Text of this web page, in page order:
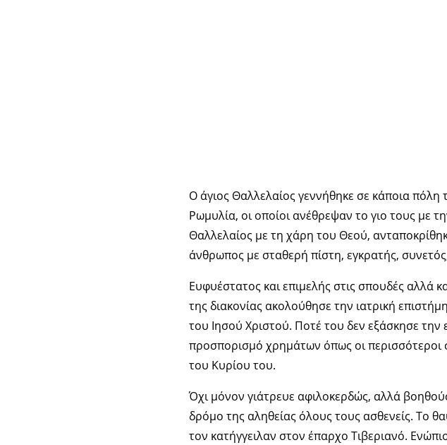
Ο άγιος Θαλλελαίος γεννήθηκε σε κάποια πόλη
Ρωμυλία, οι οποίοι ανέθρεψαν το γιο τους με
Θαλλελαίος με τη χάρη του Θεού,
άνθρωπος με σταθερή πίστη, εγκρατής,
Ευφυέστατος και επιμελής στις σπουδές αλλά
της διακονίας ακολούθησε την ιατρική
του Ιησού Χριστού. Ποτέ του δεν εξάσκησε
προσπορισμό χρημάτων όπως οι περισσότεροι
του Κυρίου του.
Όχι μόνον γιάτρευε αφιλοκερδώς, αλλά
δρόμο της αληθείας όλους τους ασθενείς. Το
τον κατήγγειλαν στον έπαρχο Τιβεριανό.